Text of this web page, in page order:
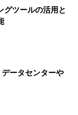
グツールの活用と
ータセンターや